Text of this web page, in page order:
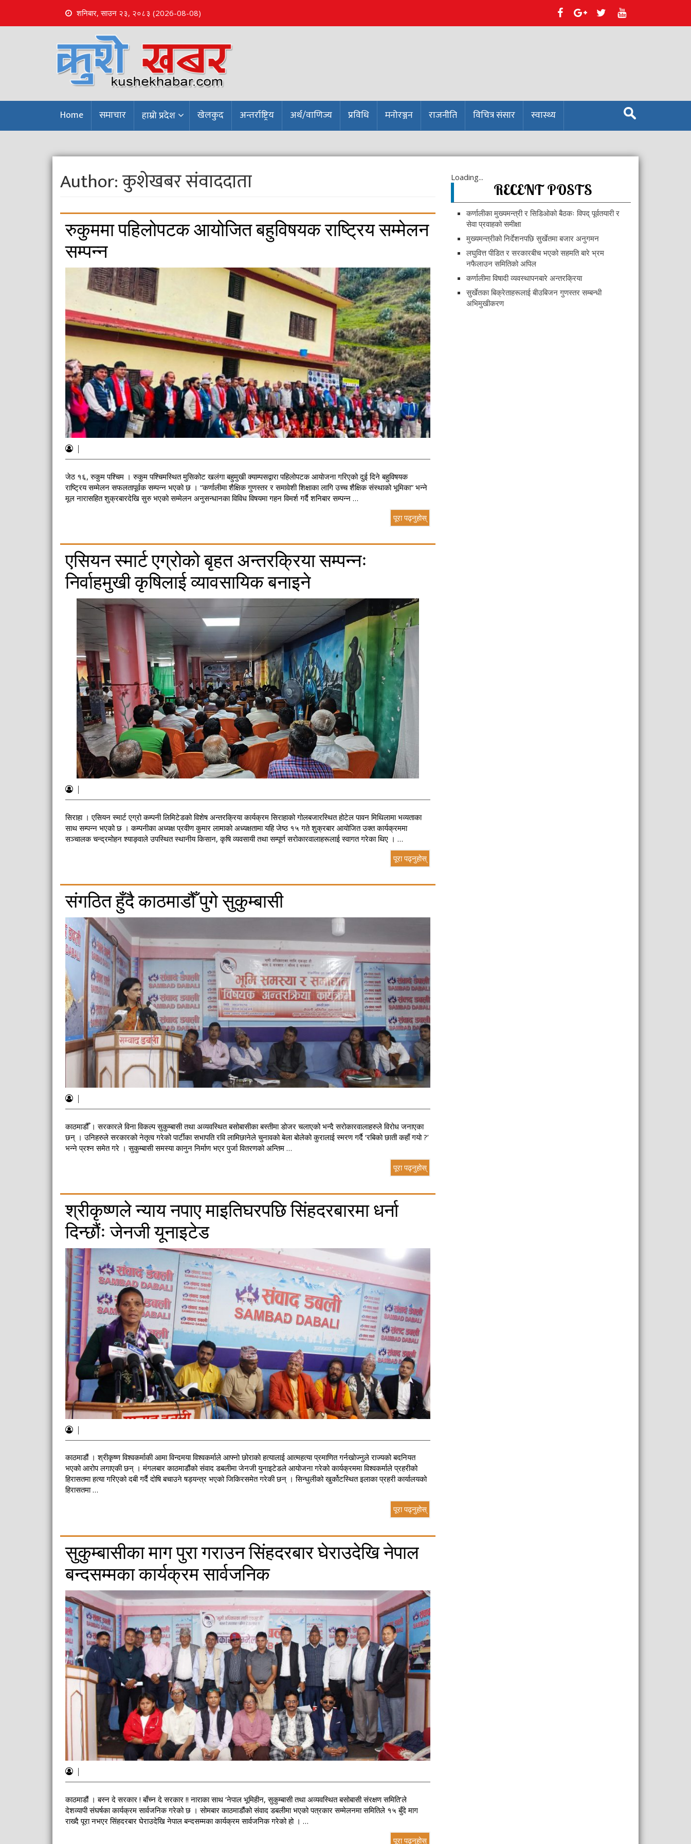
शनिबार, साउन २३, २०८३ (2026-08-08)
t
Home समाचार हाम्रो प्रदेश खेलकुद अन्तर्राष्ट्रिय अर्थ/वाणिज्य प्रविधि मनोरञ्जन राजनीति विचित्र संसार स्वास्थ्य
S
e
a
:
Author:कुशेखबर संवाददाता
रुकुममा पहिलोपटक आयोजित बहुविषयक राष्ट्रिय सम्मेलन
सम्पन्न
|
जेठ १६, रुकुम पश्चिम । रुकुम पश्चिमस्थित मुसिकोट खलंगा बहुमुखी क्याम्पसद्वारा पहिलोपटक आयोजना गरिएको दुई दिने बहुविषयक
राष्ट्रिय सम्मेलन सफलतापूर्वक सम्पन्न भएको छ । “कर्णालीमा शैक्षिक गुणस्तर र समावेशी शिक्षाका लागि उच्च शैक्षिक संस्थाको भूमिका” भन्ने
मूल नारासहित शुक्रबारदेखि सुरु भएको सम्मेलन अनुसन्धानका विविध विषयमा गहन विमर्श गर्दै शनिबार सम्पन्न …
पूरा पढ्नुहोस्
एसियन स्मार्ट एग्रोको बृहत अन्तरक्रिया सम्पन्नः
निर्वाहमुखी कृषिलाई व्यावसायिक बनाइने
|
सिराहा । एसियन स्मार्ट एग्रो कम्पनी लिमिटेडको विशेष अन्तरक्रिया कार्यक्रम सिराहाको गोलबजारस्थित होटेल पावन मिथिलामा भव्यताका
साथ सम्पन्न भएको छ । कम्पनीका अध्यक्ष प्रवीण कुमार लामाको अध्यक्षतामा यहि जेष्ठ १५ गते शुक्रबार आयोजित उक्त कार्यक्रममा
सञ्चालक चन्द्रमोहन श्याङ्वाले उपस्थित स्थानीय किसान, कृषि व्यवसायी तथा सम्पूर्ण सरोकारवालाहरूलाई स्वागत गरेका थिए । …
पूरा पढ्नुहोस्
संगठित हुँदै काठमाडौँ पुगे सुकुम्बासी
काठमाडौँ । सरकारले विना विकल्प सुकुम्बासी तथा अव्यवस्थित बसोबासीका बस्तीमा डोजर चलाएको भन्दै सरोकारवालाहरुले विरोध जनाएका
छन् । उनिहरुले सरकारको नेतृत्व गरेको पार्टीका सभापति रवि लामिछानेले चुनावको बेला बोलेको कुरालाई स्मरण गर्दै ‘रबिको छाती कहाँ गयो ?’
भन्ने प्रश्न समेत गरे । सुकुम्बासी समस्या कानुन निर्माण भएर पुर्जा वितरणको अन्तिम …
पूरा पढ्नुहोस्
श्रीकृष्णले न्याय नपाए माइतिघरपछि सिंहदरबारमा धर्ना
दिन्छौंः जेनजी यूनाइटेड
|
काठमाडौं । श्रीकृष्ण विश्वकर्माकी आमा विन्दमया विश्वकर्माले आफ्नो छोराको हत्यालाई आत्महत्या प्रमाणित गर्नखोज्नुले राज्यको बदनियत
भएको आरोप लगाएकी छन् । मंगलबार काठमाडौंको संवाद डबलीमा जेनजी युनाइटेडले आयोजना गरेको कार्यक्रममा विश्वकर्माले प्रहरीको
हिरासतमा हत्या गरिएको दबी गर्दै दोषि बचाउने षड्यन्त्र भएको जिकिरसमेत गरेकी छन् । सिन्धुलीको खुर्कोटस्थित इलाका प्रहरी कार्यालयको
हिरासतमा …
पूरा पढ्नुहोस्
सुकुम्बासीका माग पुरा गराउन सिंहदरबार घेराउदेखि नेपाल
बन्दसम्मका कार्यक्रम सार्वजनिक
|
काठमाडौं । बस्न दे सरकार ! बाँच्न दे सरकार !! नाराका साथ ‘नेपाल भूमिहीन, सुकुम्बासी तथा अव्यवस्थित बसोबासी संरक्षण समिति’ले
देशव्यापी संघर्षका कार्यक्रम सार्वजनिक गरेको छ । सोमबार काठमाडौंको संवाद डबलीमा भएको पत्रकार सम्मेलनमा समितिले १५ बुँदे माग
राख्दै पूरा नभएर सिंहदरबार घेराउदेखि नेपाल बन्दसम्मका कार्यक्रम सार्वजनिक गरेको हो । …
पूरा पढ्नुहोस्
Loading...
RECENT POSTS
कर्णालीका मुख्यमन्त्री र सिडिओको बैठकः विपद् पूर्वतयारी र
सेवा प्रवाहको समीक्षा
मुख्यमन्त्रीको निर्देशनपछि सुर्खेतमा बजार अनुगमन
लघुवित्त पीडित र सरकारबीच भएको सहमति बारे भ्रम
नफैलाउन समितिको अपिल
कर्णालीमा विषादी व्यवस्थापनबारे अन्तरक्रिया
सुर्खेतका बिक्रेताहरूलाई बीउबिजन गुणस्तर सम्बन्धी
अभिमुखीकरण